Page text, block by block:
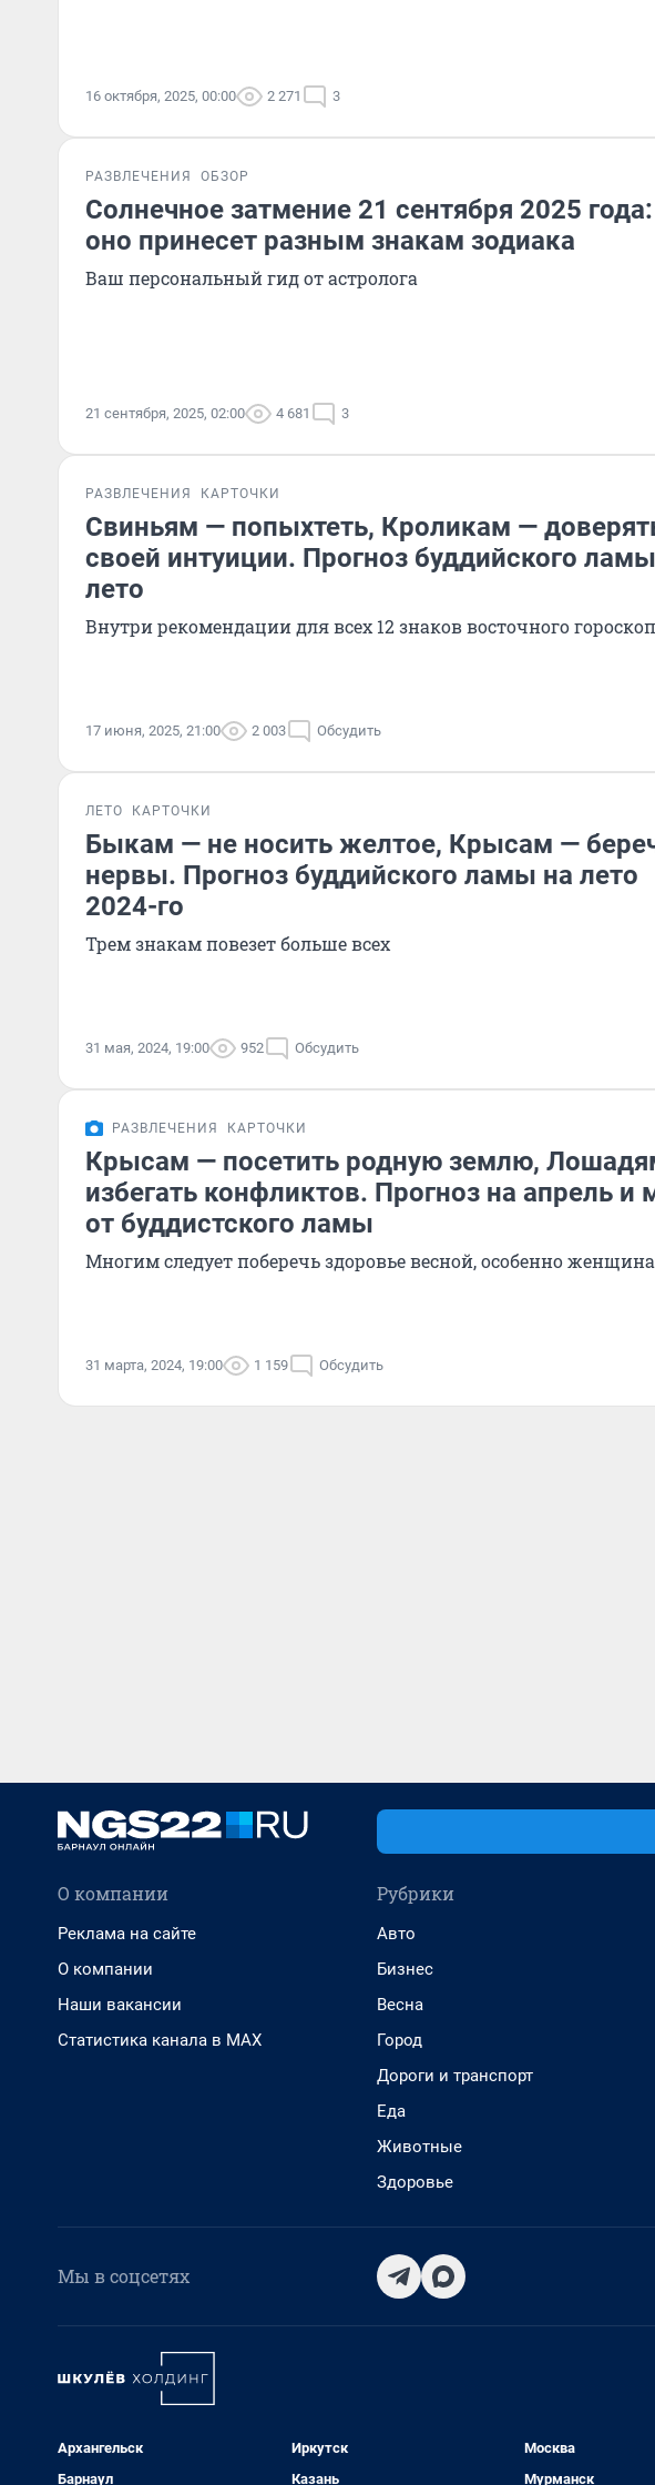
16 октября, 2025, 00:00 2 271 3
РАЗВЛЕЧЕНИЯ ОБЗОР
Солнечное затмение 21 сентября 2025
оно принесет разным знакам зодиака
Ваш персональный гид от астролога
21 сентября, 2025, 02:00 4 681 3
РАЗВЛЕЧЕНИЯ КАРТОЧКИ
Свиньям — попыхтеть, Кроликам —
своей интуиции. Прогноз буддийского
лето
Внутри рекомендации для всех 12 знаков восточного
17 июня, 2025, 21:00 2 003 Обсудить
ЛЕТО КАРТОЧКИ
Быкам — не носить желтое, Крысам —
нервы. Прогноз буддийского ламы на лето
2024-го
Трем знакам повезет больше всех
31 мая, 2024, 19:00 952 Обсудить
РАЗВЛЕЧЕНИЯ КАРТОЧКИ
Крысам — посетить родную землю,
избегать конфликтов. Прогноз на апрель и
от буддистского ламы
Многим следует поберечь здоровье весной, особенно
31 марта, 2024, 19:00 1 159 Обсудить
О компании
Реклама на сайте
О компании
Наши вакансии
Статистика канала в MAX
Рубрики
Авто
Бизнес
Весна
Город
Дороги и транспорт
Еда
Животные
Здоровье
Мы в соцсетях
Архангельск
Барнаул
Иркутск
Казань
Москва
Мурманск